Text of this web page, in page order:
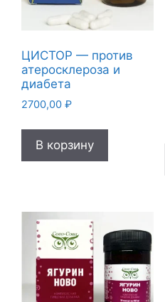
ЦИСТОР — против
атеросклероза и
диабета
2700,00 ₽
В корзину